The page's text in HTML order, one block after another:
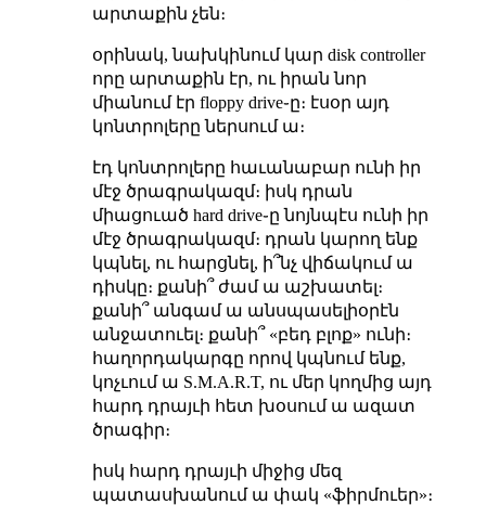
արտաքին չեն։
օրինակ, նախկինում կար disk controller
որը արտաքին էր, ու իրան նոր
միանում էր floppy drive֊ը։ էսօր այդ
կոնտրոլերը ներսում ա։
էդ կոնտրոլերը հաւանաբար ունի իր
մէջ ծրագրակազմ։ իսկ դրան
միացուած hard drive֊ը նոյնպէս ունի իր
մէջ ծրագրակազմ։ դրան կարող ենք
կպնել, ու հարցնել, ի՞նչ վիճակում ա
դիսկը։ քանի՞ ժամ ա աշխատել։
քանի՞ անգամ ա անսպասելիօրէն
անջատուել։ քանի՞ «բեդ բլոք» ունի։
հաղորդակարգը որով կպնում ենք,
կոչւում ա S.M.A.R.T, ու մեր կողմից այդ
հարդ դրայւի հետ խօսում ա ազատ
ծրագիր։
իսկ հարդ դրայւի միջից մեզ
պատասխանում ա փակ «ֆիրմուեր»։